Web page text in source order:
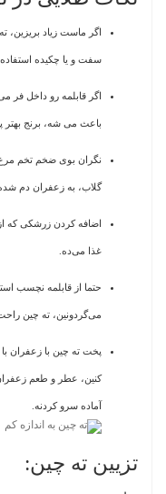
اگر ماست زیاد
سفت و یا چکیده استفاده
اگر قابلمه رو داخل فر
باعث می شه، برنج بهتر
نگران بوی ضخم تخم
گلاب، به زعفران دم شده
اضافه کردن زرشکی که
غذا می‌ده.
حتما از قابلمه نچسب
می‌گردونین، ته چین
پخت ته چین با زعفران
کنین، عطر و طعم
آماده سرو کردنه.
تزیین ته چین: